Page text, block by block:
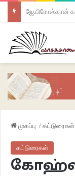
ஜே.பிரோஸ்கான்
முகப்பு / கட்டுரைகள்
கட்டுரைகள்
கோஹ்லி